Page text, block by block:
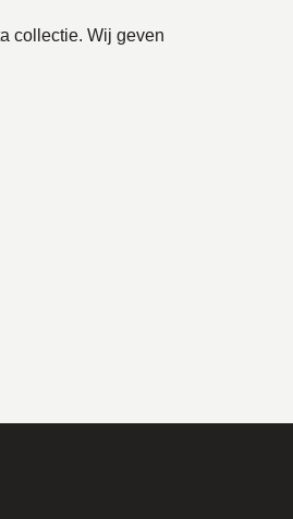
collectie. Wij geven